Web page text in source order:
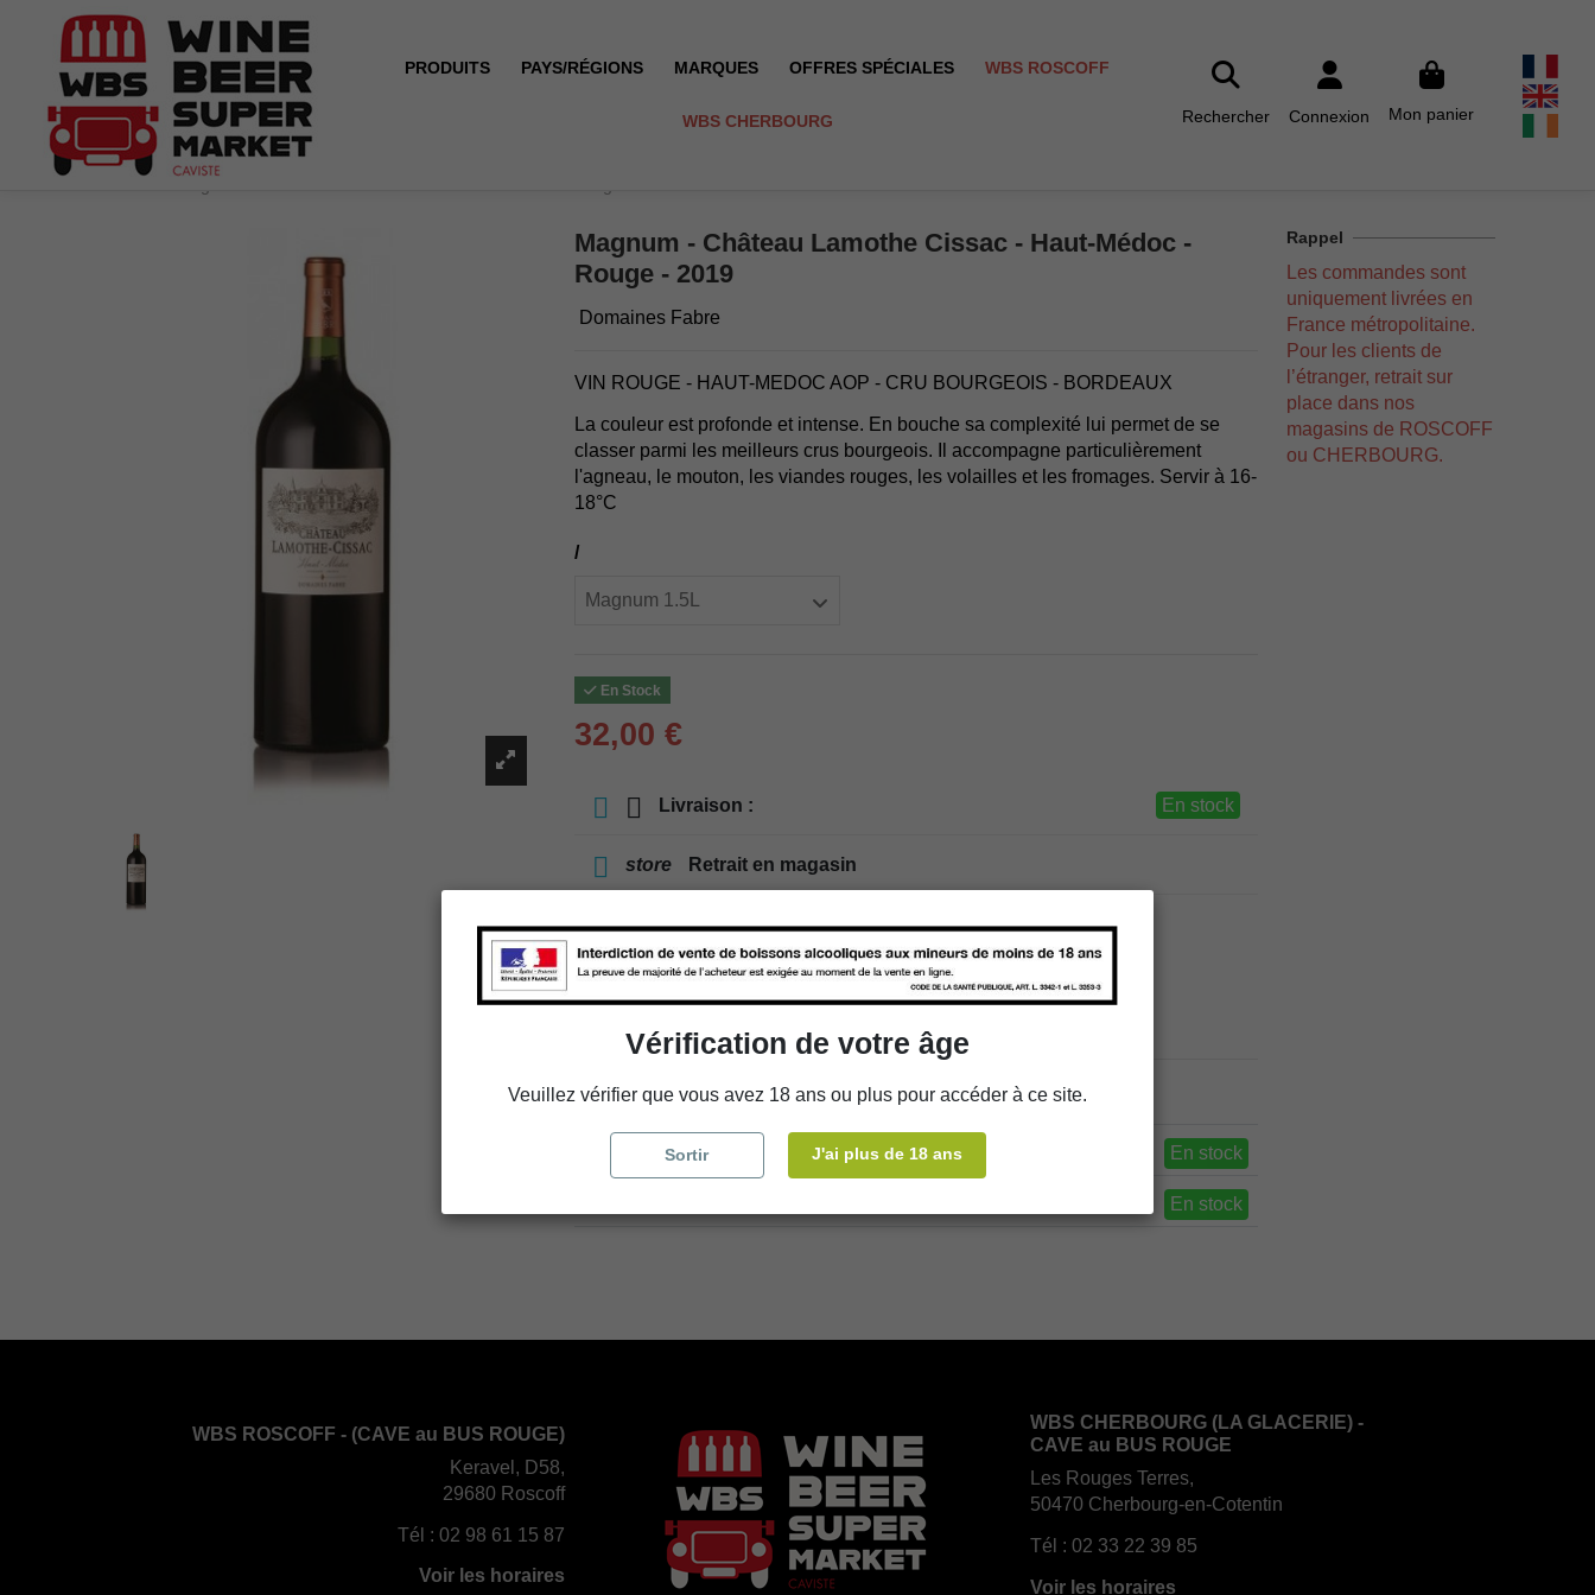
PRODUITS PAYS/RÉGIONS MARQUES OFFRES SPÉCIALES WBS ROSCOFF
WBS CHERBOURG Rechercher Connexion Mon panier
Magnum - Château Lamothe Cissac - Haut-Médoc -
Rouge - 2019
Domaines Fabre
VIN ROUGE - HAUT-MEDOC AOP - CRU BOURGEOIS - BORDEAUX
La couleur est profonde et intense. En bouche sa complexité lui permet de se
classer parmi les meilleurs crus bourgeois. Il accompagne particulièrement
l'agneau, le mouton, les viandes rouges, les volailles et les fromages. Servir à 16-
18°C
/
En Stock
32,00 €
Livraison : En stock
store Retrait en magasin
store Choisir un magasin
Ajouter au panier
Disponibilité en magasin
WBS Cherbourg En stock
En stock
Rappel
Les commandes sont
uniquement livrées en
France métropolitaine.
Pour les clients de
l’étranger, retrait sur
place dans nos
magasins de ROSCOFF
ou CHERBOURG.
WBS ROSCOFF - (CAVE au BUS ROUGE)
Keravel, D58,
29680 Roscoff
Tél : 02 98 61 15 87
Voir les horaires
WBS CHERBOURG (LA GLACERIE) -
CAVE au BUS ROUGE
Les Rouges Terres,
50470 Cherbourg-en-Cotentin
Tél : 02 33 22 39 85
Voir les horaires
Vérification de votre âge
Veuillez vérifier que vous avez 18 ans ou plus pour accéder à ce site.
Sortir J'ai plus de 18 ans